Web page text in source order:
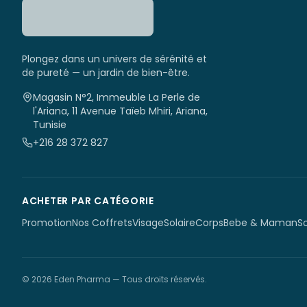
Plongez dans un univers de sérénité et
de pureté — un jardin de bien-être.
Magasin N°2, Immeuble La Perle de
l'Ariana, 11 Avenue Taïeb Mhiri, Ariana,
Tunisie
+216 28 372 827
ACHETER PAR CATÉGORIE
PromotionNos CoffretsVisageSolaireCorpsBebe & Maman
© 2026 Eden Pharma — Tous droits réservés.